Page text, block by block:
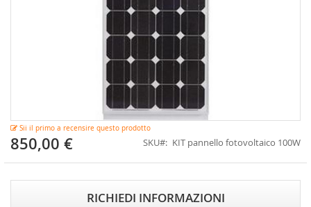
Sii il primo a recensire questo prodotto
850,00 € SKU KIT pannello fotovoltaico 100W
RICHIEDI INFORMAZIONI
Vai
all'inizio
della
galleria